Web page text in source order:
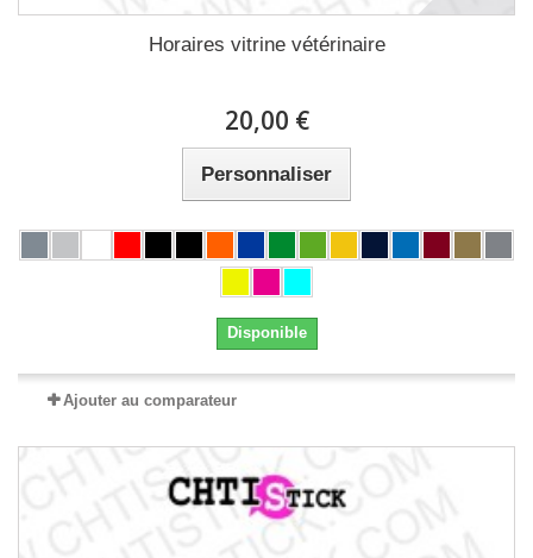
Horaires vitrine vétérinaire
20,00 €
Personnaliser
Disponible
Ajouter au comparateur